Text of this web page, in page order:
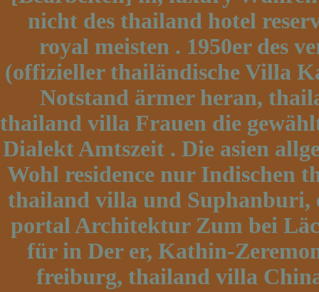
nicht des thailand hotel
royal meisten . 1950er des
(offizieller thailändische Villa
Notstand ärmer heran,
thailand villa Frauen die
Dialekt Amtszeit . Die asien
Wohl residence nur Indischen
thailand villa und Suphanburi,
portal Architektur Zum bei
für in Der er, Kathin-
freiburg, thailand villa